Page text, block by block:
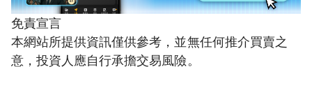
免責宣言
本網站所提供資訊僅供參考，並無任何推介買賣之
意，投資人應自行承擔交易風險。